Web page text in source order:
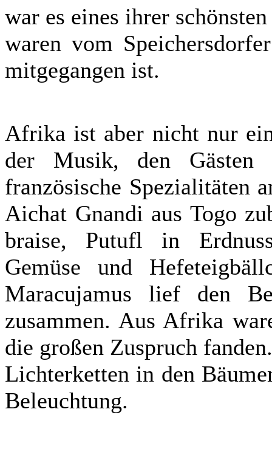
war es eines ihrer
waren vom
mitgegangen ist.
Afrika ist aber nicht nur
der Musik, den Gästen
französische Spezialitäten
Aichat Gnandi aus Togo
braise, Putufl in
Gemüse und
Maracujamus lief den
zusammen. Aus Afrika
die großen Zuspruch fanden.
Lichterketten in den
Beleuchtung.